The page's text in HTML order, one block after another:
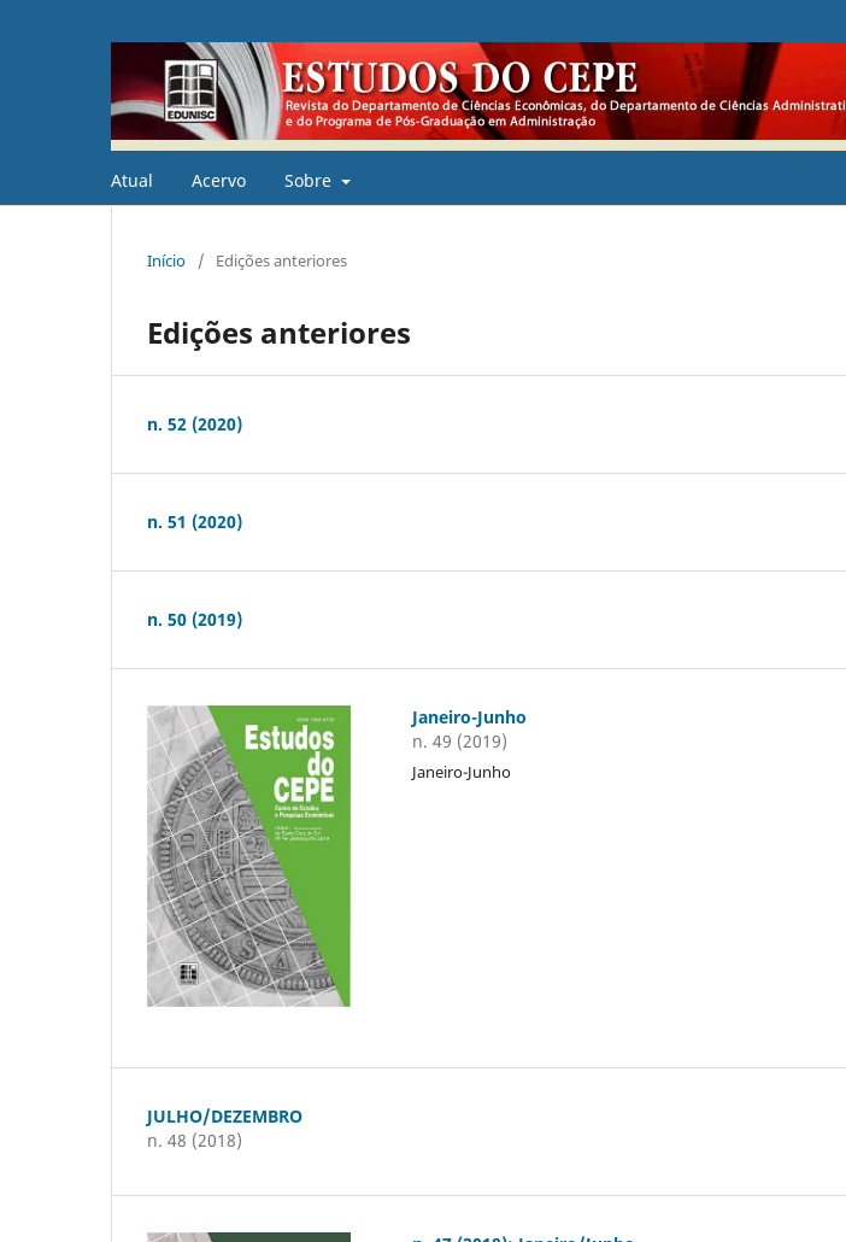
Atual Acervo Sobre
Início / Edições anteriores
Edições anteriores
n. 52 (2020)
n. 51 (2020)
n. 50 (2019)
Janeiro-Junho
n. 49 (2019)
Janeiro-Junho
JULHO/DEZEMBRO
n. 48 (2018)